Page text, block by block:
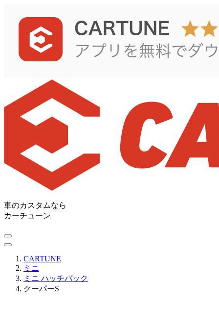
車のカスタムなら
カーチューン
CARTUNE
ミニ
ミニ ハッチバック
クーパーS